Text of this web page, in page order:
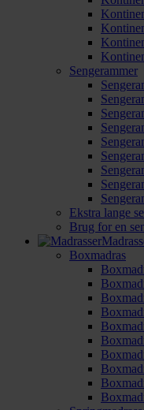
Sengerammer
Ekstra lange
Brug for en
Boxmadras